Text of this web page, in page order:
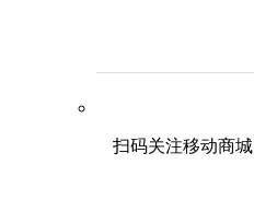
扫码关注移动商城